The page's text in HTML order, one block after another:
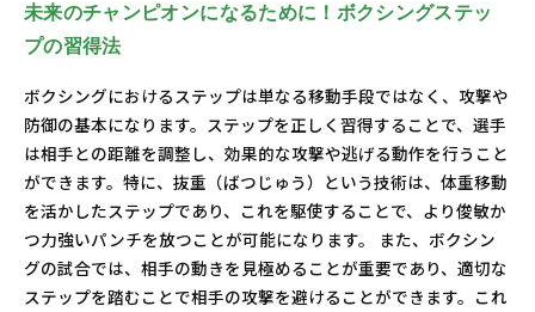
未来のチャンピオンになるために！ボクシングステッ
プの習得法
ボクシングにおけるステップは単なる移動手段ではなく、攻撃や
防御の基本になります。ステップを正しく習得することで、選手
は相手との距離を調整し、効果的な攻撃や逃げる動作を行うこと
ができます。特に、抜重（ばつじゅう）という技術は、体重移動
を活かしたステップであり、これを駆使することで、より俊敏か
つ力強いパンチを放つことが可能になります。 また、ボクシン
グの試合では、相手の動きを見極めることが重要であり、適切な
ステップを踏むことで相手の攻撃を避けることができます。これ